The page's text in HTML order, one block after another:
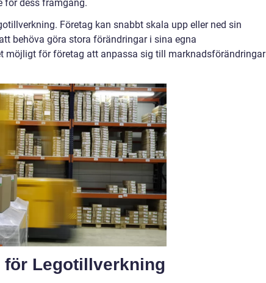
för dess framgång.
Företag kan snabbt skala upp eller ned sin
behöva göra stora förändringar i sina egna
möjligt för företag att anpassa sig till marknadsförändringar
Legotillverkning